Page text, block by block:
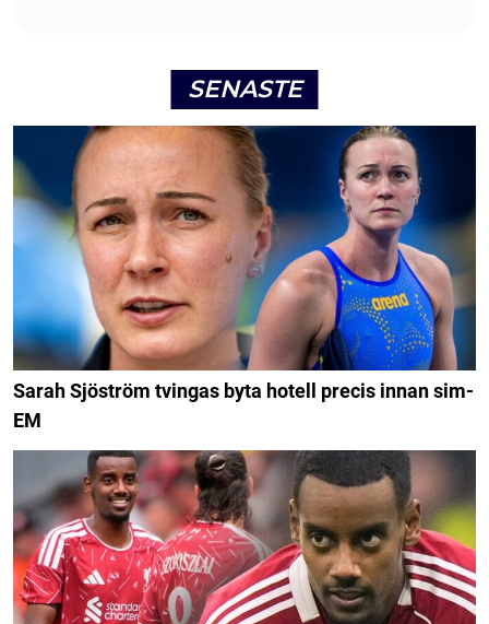
SENASTE
Sarah Sjöström tvingas byta hotell precis innan sim-
EM